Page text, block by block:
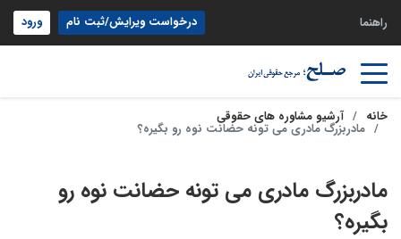
راهنما درخواست ویرایش/ثبت نام ورود
خانه آرشیو مشاوره های حقوقی
مادربزرگ مادری می تونه حضانت نوه رو بگیره؟
مادربزرگ مادری می تونه حضانت نوه رو
بگیره؟